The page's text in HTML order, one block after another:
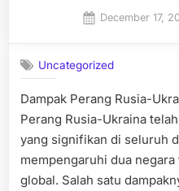
Posted
December 17,
Uncategorized
Dampak Perang Rusia-
Perang Rusia-Ukraina
yang signifikan di seluruh
mempengaruhi dua
global. Salah satu